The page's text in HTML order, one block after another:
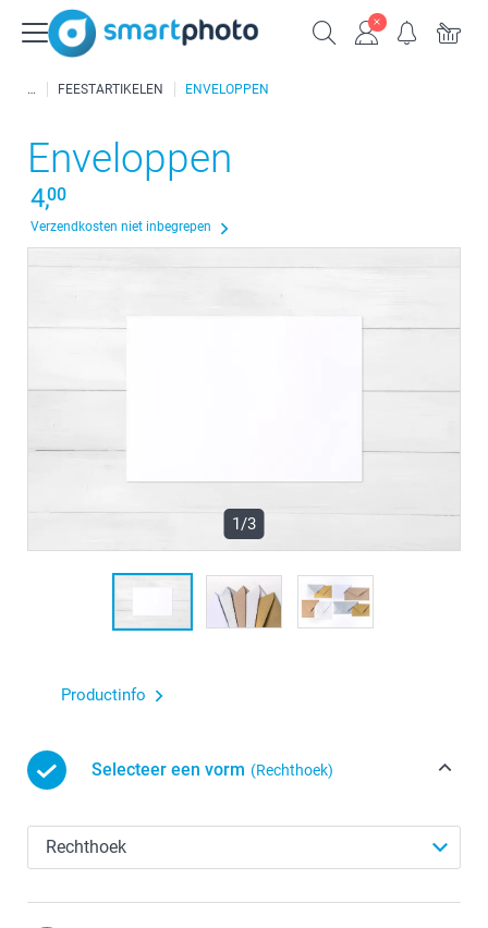
FEESTARTIKELEN ENVELOPPEN
Enveloppen
4,00
Verzendkosten niet inbegrepen
1/3
Productinfo
Selecteer een vorm (Rechthoek)